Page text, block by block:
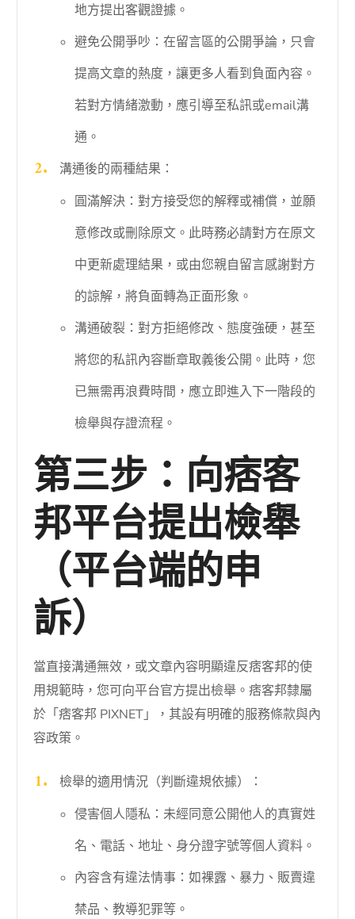
地方提出客觀證據。
避免公開爭吵：在留言區的公開爭論，只會
提高文章的熱度，讓更多人看到負面內容。
若對方情緒激動，應引導至私訊或email溝
通。
溝通後的兩種結果：
圓滿解決：對方接受您的解釋或補償，並願
意修改或刪除原文。此時務必請對方在原文
中更新處理結果，或由您親自留言感謝對方
的諒解，將負面轉為正面形象。
溝通破裂：對方拒絕修改、態度強硬，甚至
將您的私訊內容斷章取義後公開。此時，您
已無需再浪費時間，應立即進入下一階段的
檢舉與存證流程。
第三步：向痞客
邦平台提出檢舉
（平台端的申
訴）
當直接溝通無效，或文章內容明顯違反痞客邦的使
用規範時，您可向平台官方提出檢舉。痞客邦隸屬
於「痞客邦 PIXNET」，其設有明確的服務條款與內
容政策。
檢舉的適用情況（判斷違規依據）：
侵害個人隱私：未經同意公開他人的真實姓
名、電話、地址、身分證字號等個人資料。
內容含有違法情事：如裸露、暴力、販賣違
禁品、教導犯罪等。